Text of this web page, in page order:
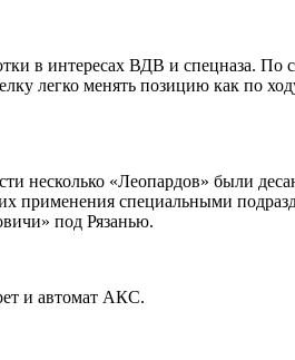
в интересах ВДВ и спецназа.
легко менять позицию как по
несколько «Леопардов» были
применения специальными
под Рязанью.
и автомат АКС.